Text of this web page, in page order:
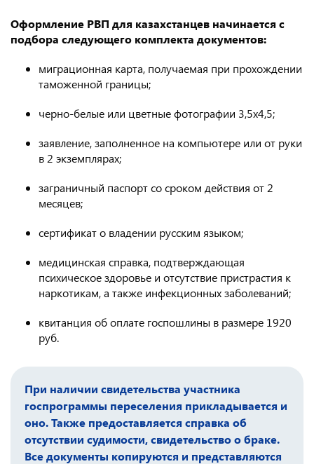
Оформление РВП для казахстанцев начинается с
подбора следующего комплекта документов:
миграционная карта, получаемая при прохождении
таможенной границы;
черно-белые или цветные фотографии 3,5х4,5;
заявление, заполненное на компьютере или от руки
в 2 экземплярах;
заграничный паспорт со сроком действия от 2
месяцев;
сертификат о владении русским языком;
медицинская справка, подтверждающая
психическое здоровье и отсутствие пристрастия к
наркотикам, а также инфекционных заболеваний;
квитанция об оплате госпошлины в размере 1920
руб.
При наличии свидетельства участника
госпрограммы переселения прикладывается и
оно. Также предоставляется справка об
отсутствии судимости, свидетельство о браке.
Все документы копируются и представляются